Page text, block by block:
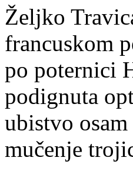
Željko
francuskom
po poternici
podignuta
ubistvo
mučenje